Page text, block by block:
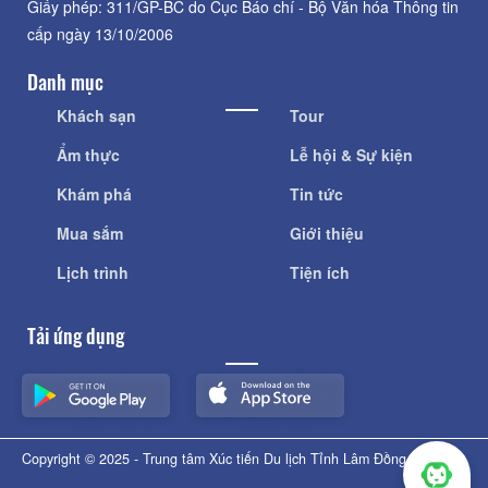
Giấy phép: 311/GP-BC do Cục Báo chí - Bộ Văn hóa Thông tin
cấp ngày 13/10/2006
Danh mục
Khách sạn
Ẩm thực
Khám phá
Mua sắm
Lịch trình
Tour
Lễ hội & Sự kiện
Tin tức
Giới thiệu
Tiện ích
Tải ứng dụng
Copyright © 2025 - Trung tâm Xúc tiến Du lịch Tỉnh Lâm Đồng